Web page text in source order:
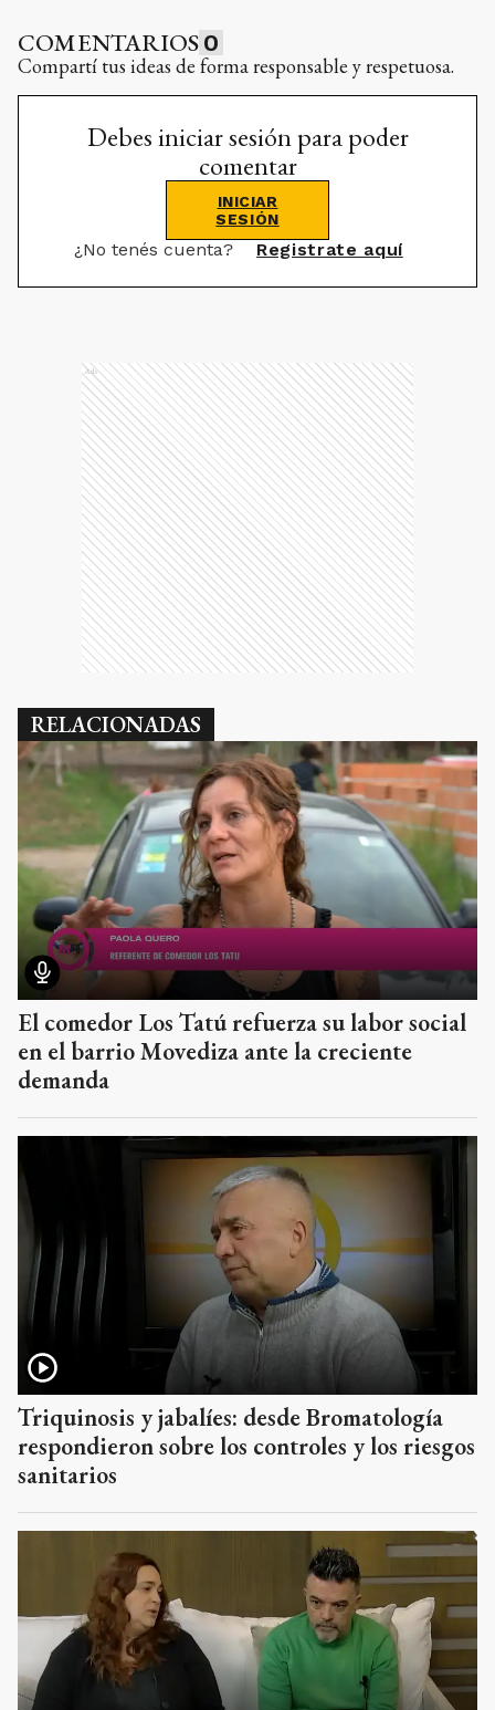
COMENTARIOS 0
Compartí tus ideas de forma responsable y respetuosa.
Debes iniciar sesión para poder
comentar
INICIAR
SESIÓN
¿No tenés cuenta? Registrate aquí
Ads
RELACIONADAS
El comedor Los Tatú refuerza su labor social
en el barrio Movediza ante la creciente
demanda
Triquinosis y jabalíes: desde Bromatología
respondieron sobre los controles y los riesgos
sanitarios